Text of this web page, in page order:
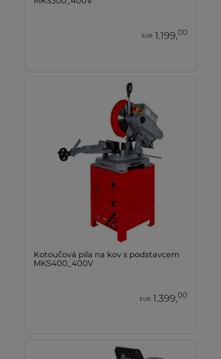
EUR 1.199,00
Kotoučová pila na kov s podstavcem
MKS400_400V
EUR 1.399,00